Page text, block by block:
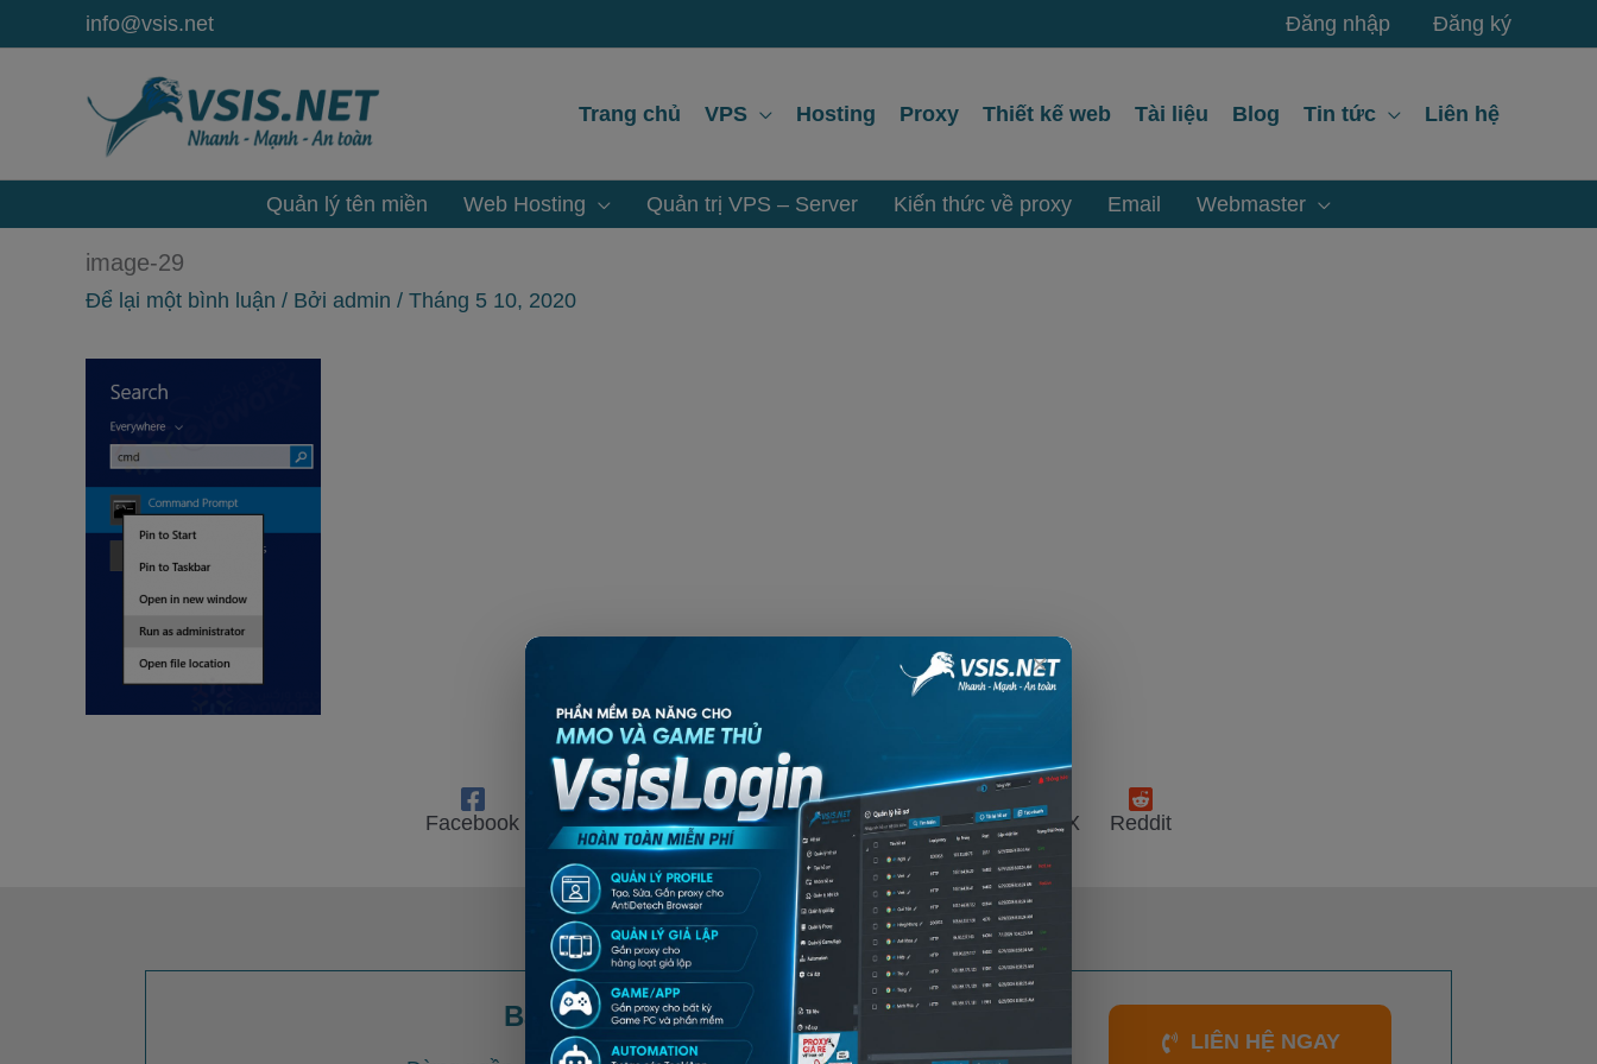
info@vsis.net Đăng nhập Đăng ký
Trang chủ VPS Hosting Proxy Thiết kế web Tài liệu Blog Tin tức Liên hệ
Quản lý tên miền Web Hosting Quản trị VPS – Server Kiến thức về proxy Email Webmaster
image-29
Để lại một bình luận / Bởi admin / Tháng 5 10, 2020
Share your love
Facebook Pinterest Linkedin Tumblr Telegram Twitter / X Reddit
Bạn cần tư vấn?
LIÊN HỆ NGAY
×